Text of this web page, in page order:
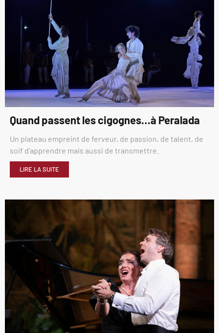
Quand passent les cigognes…à Peralada
Un plateau empreint de ferveur, de passion, de talent, de
soif d’apprendre mais aussi de transmettre.
LIRE LA SUITE